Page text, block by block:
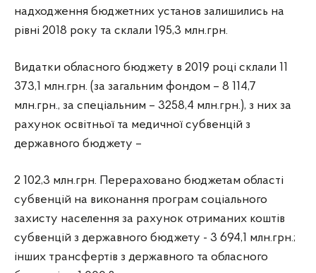
надходження бюджетних установ залишились на
рівні 2018 року та склали 195,3 млн.грн.
Видатки обласного бюджету в 2019 році склали 11
373,1 млн.грн. (за загальним фондом – 8 114,7
млн.грн., за спеціальним – 3258,4 млн.грн.), з них за
рахунок освітньої та медичної субвенцій з
державного бюджету –
2 102,3 млн.грн. Перераховано бюджетам області
субвенцій на виконання програм соціального
захисту населення за рахунок отриманих коштів
субвенцій з державного бюджету - 3 694,1 млн.грн.;
інших трансфертів з державного та обласного